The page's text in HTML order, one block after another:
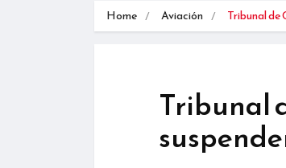
Home Aviación Tribunal de
Tribunal